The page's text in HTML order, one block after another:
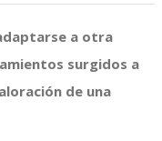
a otra
surgidos a
de una